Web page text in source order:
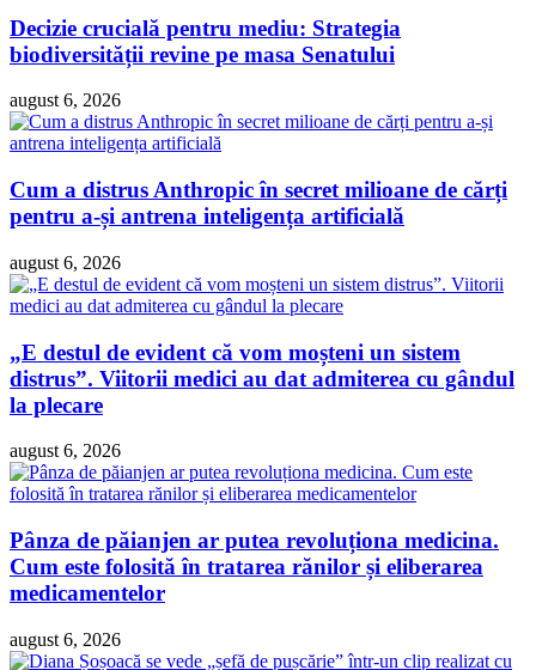
Decizie crucială pentru mediu: Strategia
biodiversității revine pe masa Senatului
august 6, 2026
Cum a distrus Anthropic în secret milioane de cărți
pentru a-și antrena inteligența artificială
august 6, 2026
„E destul de evident că vom moșteni un sistem
distrus”. Viitorii medici au dat admiterea cu gândul
la plecare
august 6, 2026
Pânza de păianjen ar putea revoluționa medicina.
Cum este folosită în tratarea rănilor și eliberarea
medicamentelor
august 6, 2026